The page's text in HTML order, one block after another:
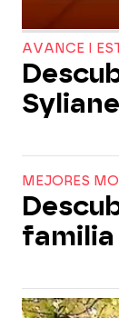
AVANCE I
MEJORES
familia